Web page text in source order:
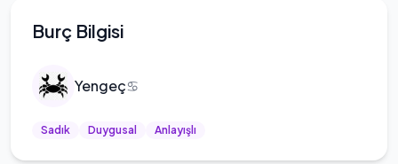
Burç Bilgisi
Yengeç♋
Sadık Duygusal Anlayışlı